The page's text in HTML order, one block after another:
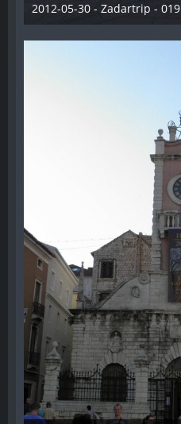
2012-05-30 - Zadartrip - 019
28. Dezember 2012